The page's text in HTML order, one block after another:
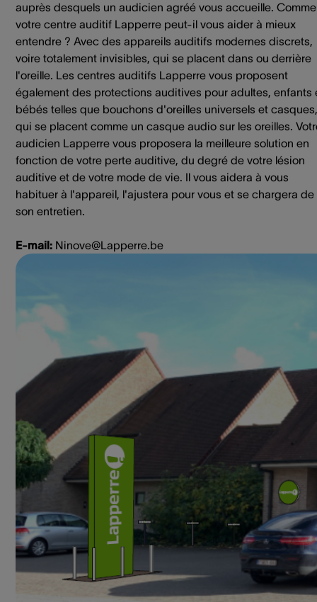
auprès desquels un audicien agréé vous accueille.
votre centre auditif Lapperre peut-il vous aider à mieux
entendre ? Avec des appareils auditifs modernes discrets,
voire totalement invisibles, qui se placent dans ou derrière
l'oreille. Les centres auditifs Lapperre vous proposent
également des protections auditives pour adultes, enfants
bébés telles que bouchons d'oreilles universels et casques,
qui se placent comme un casque audio sur les oreilles.
audicien Lapperre vous proposera la meilleure solution en
fonction de votre perte auditive, du degré de votre lésion
auditive et de votre mode de vie. Il vous aidera à vous
habituer à l'appareil, l'ajustera pour vous et se chargera de
son entretien.
E-mail: Ninove@Lapperre.be